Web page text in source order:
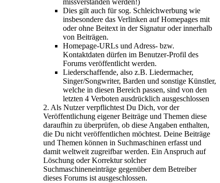
missverstanden werden!)
Dies gilt auch für sog. Schleichwerbung wie
insbesondere das Verlinken auf Homepages mit
oder ohne Beitext in der Signatur oder innerhalb
von Beiträgen.
Homepage-URLs und Adress- bzw.
Kontaktdaten dürfen im Benutzer-Profil des
Forums veröffentlicht werden.
Liederschaffende, also z.B. Liedermacher,
Singer/Songwriter, Barden und sonstige Künstler,
welche in diesen Bereich passen, sind von den
letzten 4 Verboten ausdrücklich ausgeschlossen
2. Als Nutzer verpflichtest Du Dich, vor der
Veröffentlichung eigener Beiträge und Themen diese
daraufhin zu überprüfen, ob diese Angaben enthalten,
die Du nicht veröffentlichen möchtest. Deine Beiträge
und Themen können in Suchmaschinen erfasst und
damit weltweit zugreifbar werden. Ein Anspruch auf
Löschung oder Korrektur solcher
Suchmaschineneinträge gegenüber dem Betreiber
dieses Forums ist ausgeschlossen.